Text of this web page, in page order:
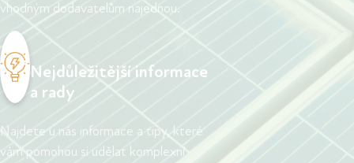
vhodným dodavatelům najednou.
Nejdůležitější informace
a rady
Najdete u nás informace a tipy, které
vám pomohou si udělat komplexní